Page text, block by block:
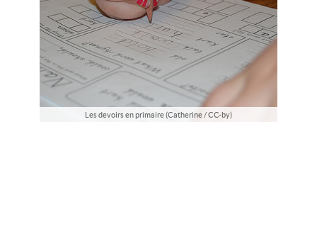
Les devoirs en primaire (Catherine / CC-by)